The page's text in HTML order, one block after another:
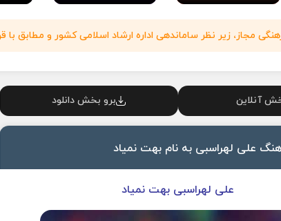
مجاز، زیر نظر ساماندهی اداره ارشاد اسلامی کشور و مطابق با
آنلاین برو بخش دانلود
علی لهراسبی به نام بهت نمیاد
علی لهراسبی بهت نمیاد